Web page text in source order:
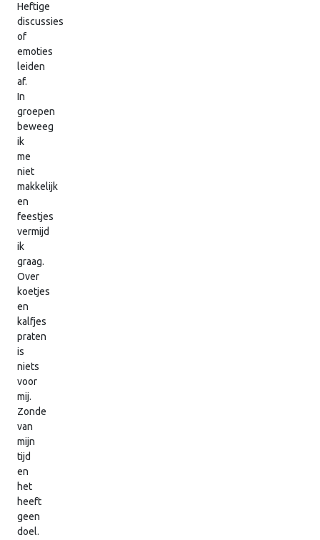
Heftige
discussies
of
emoties
leiden
af.
In
groepen
beweeg
ik
me
niet
makkelijk
en
feestjes
vermijd
ik
graag.
Over
koetjes
en
kalfjes
praten
is
niets
voor
mij.
Zonde
van
mijn
tijd
en
het
heeft
geen
doel.